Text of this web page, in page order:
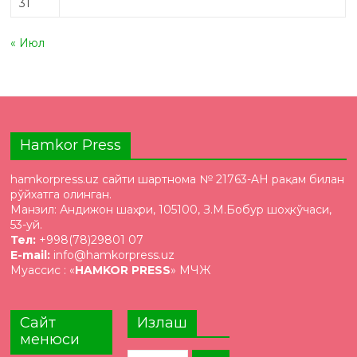
31
« Июл
Hamkor Press
hamkorpress.uz сайти шартнома № 21763-AH рақам билан
рўйхатга олинган.
Манзил: Андижон шаҳри, 105100, З.М.Бобур шоҳкўчаси,
53-уй.
Тел: +998(78)29801 07
E-mail: info@hamkorpress.uz
Муассис : «HAMKOR PRESS» МЧЖ
Сайт
менюси
Излаш